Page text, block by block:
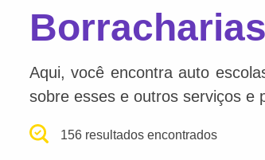
Aqui, você encontra auto
sobre esses e outros serviços e
156 resultados encontrados